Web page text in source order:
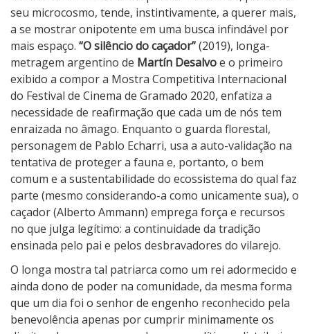
c
i
o
d
o
c
a
ç
a
d
o
r
seu microcosmo, tende, instintivamente, a querer mais,
a se mostrar onipotente em uma busca infindável por
mais espaço. “O silêncio do caçador”(2019), longa-
metragem argentino de Martín Desalvoe o primeiro
exibido a compor a Mostra Competitiva Internacional
do Festival de Cinema de Gramado 2020, enfatiza a
necessidade de reafirmação que cada um de nós tem
enraizada no âmago. Enquanto o guarda florestal,
personagem de Pablo Echarri, usa a auto-validação na
tentativa de proteger a fauna e, portanto, o bem
comum e a sustentabilidade do ecossistema do qual faz
parte (mesmo considerando-a como unicamente sua), o
caçador (Alberto Ammann) emprega força e recursos
no que julga legítimo: a continuidade da tradição
ensinada pelo pai e pelos desbravadores do vilarejo.
O longa mostra tal patriarca como um rei adormecido e
ainda dono de poder na comunidade, da mesma forma
que um dia foi o senhor de engenho reconhecido pela
benevolência apenas por cumprir minimamente os